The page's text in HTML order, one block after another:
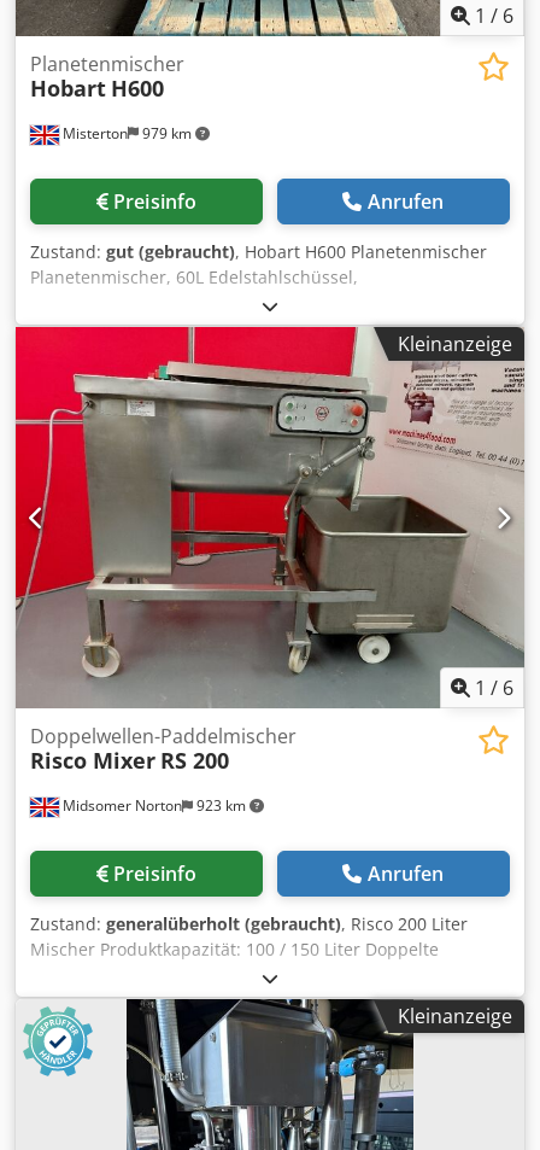
1 / 6
Misterton 979 km
Planetenmischer
Hobart H600
Preisinfo Anrufen
Zustand: gut (gebraucht), Hobart H600 Planetenmischer
Planetenmischer, 60L Edelstahlschüssel,
Schneebesenaufsatz, variable Geschwindigkeit, mit Timer,
3Ph Crsdpfxenxlwqe Amgsf
Kleinanzeige
1 / 6
Midsomer Norton 923 km
Doppelwellen-Paddelmischer
Risco Mixer RS 200
Preisinfo Anrufen
Zustand: generalüberholt (gebraucht), Risco 200 Liter
Mischer Produktkapazität: 100 / 150 Liter Doppelte
Mischarme mit Paddelform Credpjzmaahjfx Amgof
Entleerung über eine Endtür Mischarme drehen vorwärts
und rückwärts Generalüberholter Zustand
Kleinanzeige